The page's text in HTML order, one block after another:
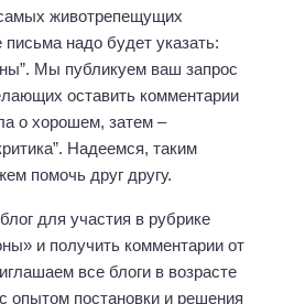
животрепещущих
надо будет указать:
Мы публикуем ваш запрос
оставить комментарии
о хорошем, затем –
Надеемся, таким
помочь друг другу.
для участия в рубрике
и получить комментарии от
все блоги в возрасте
опытом постановки и решения